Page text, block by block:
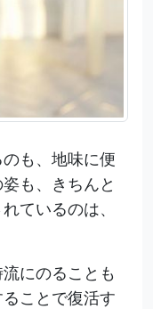
も、地味に便
も、きちんと
ているのは、
にのることも
ことで復活す